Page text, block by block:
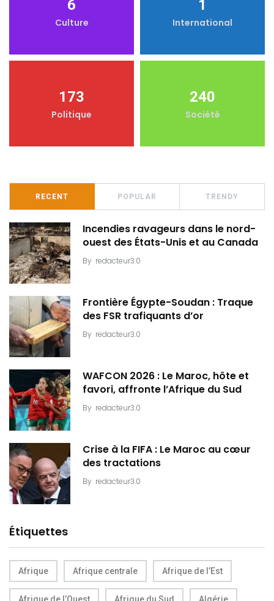
6
Culture
1
International
173
Politique
240
Société
RECENT POPULAR TRENDY
Incendies ravageurs dans le nord-
ouest des États-Unis et au Canada
By redacteur3.0
Frontière Égypte-Soudan : Traque
des FSR trafiquants d’or
By redacteur3.0
WAFCON 2026 : Le Maroc, hôte et
favori, affronte l’Afrique du Sud
By redacteur3.0
Crise à la FIFA : Le Maroc au cœur
des tractations
By redacteur3.0
Étiquettes
Afrique Afrique centrale Afrique de l’Est